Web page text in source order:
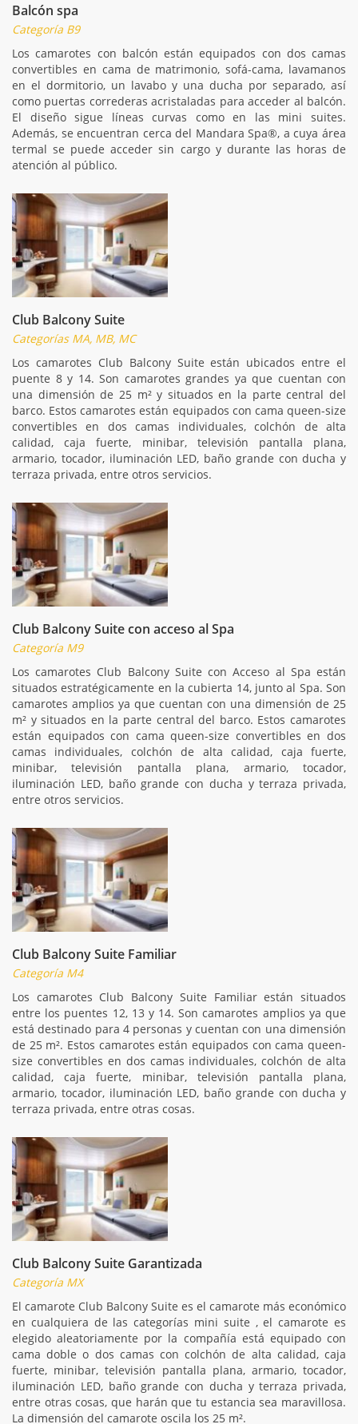
Balcón spa
Categoría B9
Los camarotes con balcón están equipados con dos camas
convertibles en cama de matrimonio, sofá-cama, lavamanos
en el dormitorio, un lavabo y una ducha por separado, así
como puertas correderas acristaladas para acceder al balcón.
El diseño sigue líneas curvas como en las mini suites.
Además, se encuentran cerca del Mandara Spa®, a cuya área
termal se puede acceder sin cargo y durante las horas de
atención al público.
Club Balcony Suite
Categorías MA, MB, MC
Los camarotes Club Balcony Suite están ubicados entre el
puente 8 y 14. Son camarotes grandes ya que cuentan con
una dimensión de 25 m² y situados en la parte central del
barco. Estos camarotes están equipados con cama queen-size
convertibles en dos camas individuales, colchón de alta
calidad, caja fuerte, minibar, televisión pantalla plana,
armario, tocador, iluminación LED, baño grande con ducha y
terraza privada, entre otros servicios.
Club Balcony Suite con acceso al Spa
Categoría M9
Los camarotes Club Balcony Suite con Acceso al Spa están
situados estratégicamente en la cubierta 14, junto al Spa. Son
camarotes amplios ya que cuentan con una dimensión de 25
m² y situados en la parte central del barco. Estos camarotes
están equipados con cama queen-size convertibles en dos
camas individuales, colchón de alta calidad, caja fuerte,
minibar, televisión pantalla plana, armario, tocador,
iluminación LED, baño grande con ducha y terraza privada,
entre otros servicios.
Club Balcony Suite Familiar
Categoría M4
Los camarotes Club Balcony Suite Familiar están situados
entre los puentes 12, 13 y 14. Son camarotes amplios ya que
está destinado para 4 personas y cuentan con una dimensión
de 25 m². Estos camarotes están equipados con cama queen-
size convertibles en dos camas individuales, colchón de alta
calidad, caja fuerte, minibar, televisión pantalla plana,
armario, tocador, iluminación LED, baño grande con ducha y
terraza privada, entre otras cosas.
Club Balcony Suite Garantizada
Categoría MX
El camarote Club Balcony Suite es el camarote más económico
en cualquiera de las categorías mini suite , el camarote es
elegido aleatoriamente por la compañía está equipado con
cama doble o dos camas con colchón de alta calidad, caja
fuerte, minibar, televisión pantalla plana, armario, tocador,
iluminación LED, baño grande con ducha y terraza privada,
entre otras cosas, que harán que tu estancia sea maravillosa.
La dimensión del camarote oscila los 25 m².